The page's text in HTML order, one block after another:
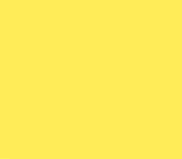
UND
SETZEN DEM